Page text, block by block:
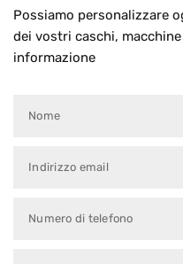
Possiamo personalizzare
dei vostri caschi,
informazione
Nome
Indirizzo email
Numero di telefono